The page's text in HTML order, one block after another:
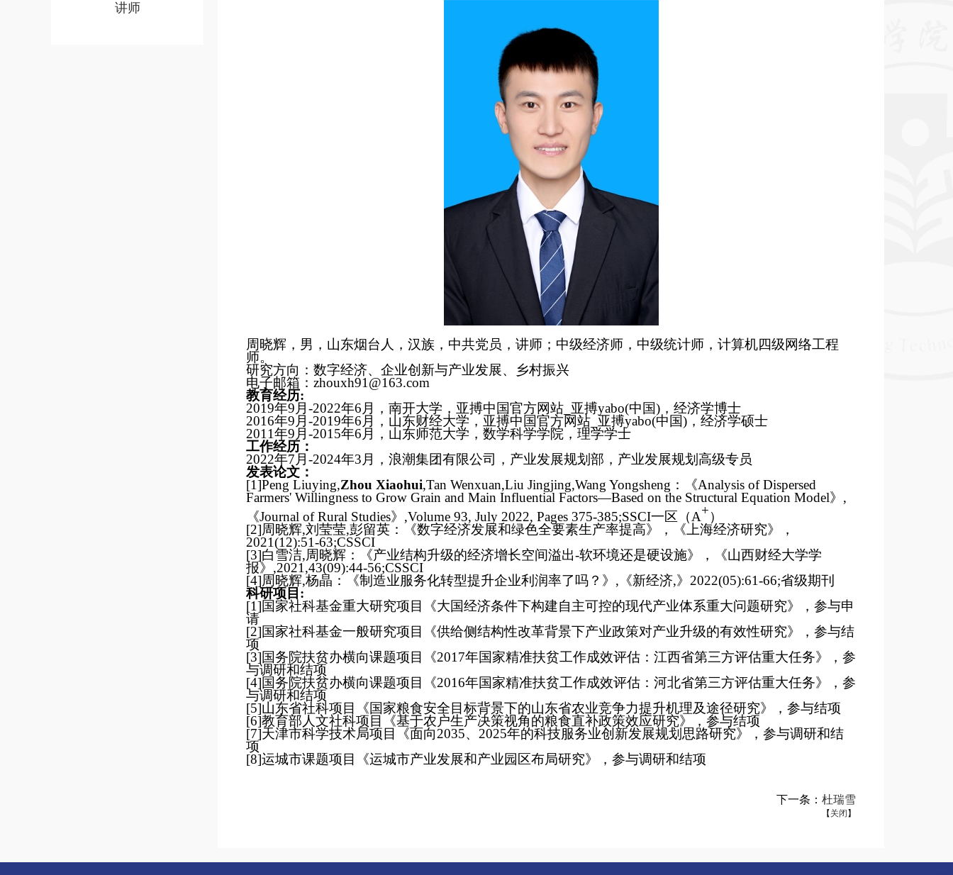
讲师
周晓辉 ，男，山东烟台人，汉族，中共党员，讲师 ；中级经济师，中级统计师，计算机四级网络工程
师。
研究方向：数字经济、企业创新与产业发展、乡村振兴
电子邮箱： zhouxh91@163.com
教育经历:
2019年9 月 -2022年6 月，南开大学，亚搏中国官方网站_亚搏yabo(中国)，经济学博士
2016年9 月 -2019年6 月，山东财经大学，亚搏中国官方网站_亚搏yabo(中国)，经济学硕士
2011年9 月 -2015年6 月，山东师范大学，数学科学学院，理学学士
工作经历：
2022年7 月 -2024年3 月，浪潮集团有限公司，产业发展规划部，产业发展规划高级专员
发表论文：
[1]Peng Liuying,Zhou Xiaohui,Tan Wenxuan,Liu Jingjing,Wang Yongsheng ：《Analysis of Dispersed
Farmers' Willingness to Grow Grain and Main Influential Factors—Based on the Structural Equation Model》 ,
《Journal of Rural Studies》 ,Volume 93, July 2022, Pages 375-385;SSCI一区（A+）
[2]周晓辉,刘莹莹,彭留英：《数字经济发展和绿色全要素生产率提高》，《上海经济研究》，
2021(12):51-63;CSSCI
[3]白雪洁,周晓辉：《产业结构升级的经济增长空间溢出-软环境还是硬设施》，《山西财经大学学
报》 ,2021,43(09):44-56;CSSCI
[4]周晓辉,杨晶：《制造业服务化转型提升企业利润率了吗？》 , 《新经济,》 2022(05):61-66;省级期刊
科研项目 :
[1]国家社科基金重大研究项目《大国经济条件下构建自主可控的现代产业体系重大问题研究》，参与申
请
[2]国家社科基金一般研究项目《供给侧结构性改革背景下产业政策对产业升级的有效性研究》，参与结
项
[3]国务院扶贫办横向课题项目《2017年国家精准扶贫工作成效评估：江西省第三方评估重大任务》，参
与调研和结项
[4]国务院扶贫办横向课题项目《2016年国家精准扶贫工作成效评估：河北省第三方评估重大任务》，参
与调研和结项
[5]山东省社科项目《国家粮食安全目标背景下的山东省农业竞争力提升机理及途径研究》，参与结项
[6]教育部人文社科项目《基于农户生产决策视角的粮食直补政策效应研究》，参与结项
[7]天津市科学技术局项目 《面向2035、 2025年的科技服务业创新发展规划思路研究》，参与调研和结
项
[8]运城市课题项目 《运城市产业发展和产业园区布局研究》，参与调研和结项
下一条： 杜瑞雪
【 关闭 】